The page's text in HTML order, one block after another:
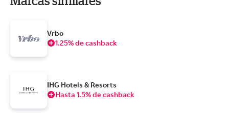
Vrbo
1.25% de cashback
IHG Hotels & Resorts
Hasta 1.5% de cashback